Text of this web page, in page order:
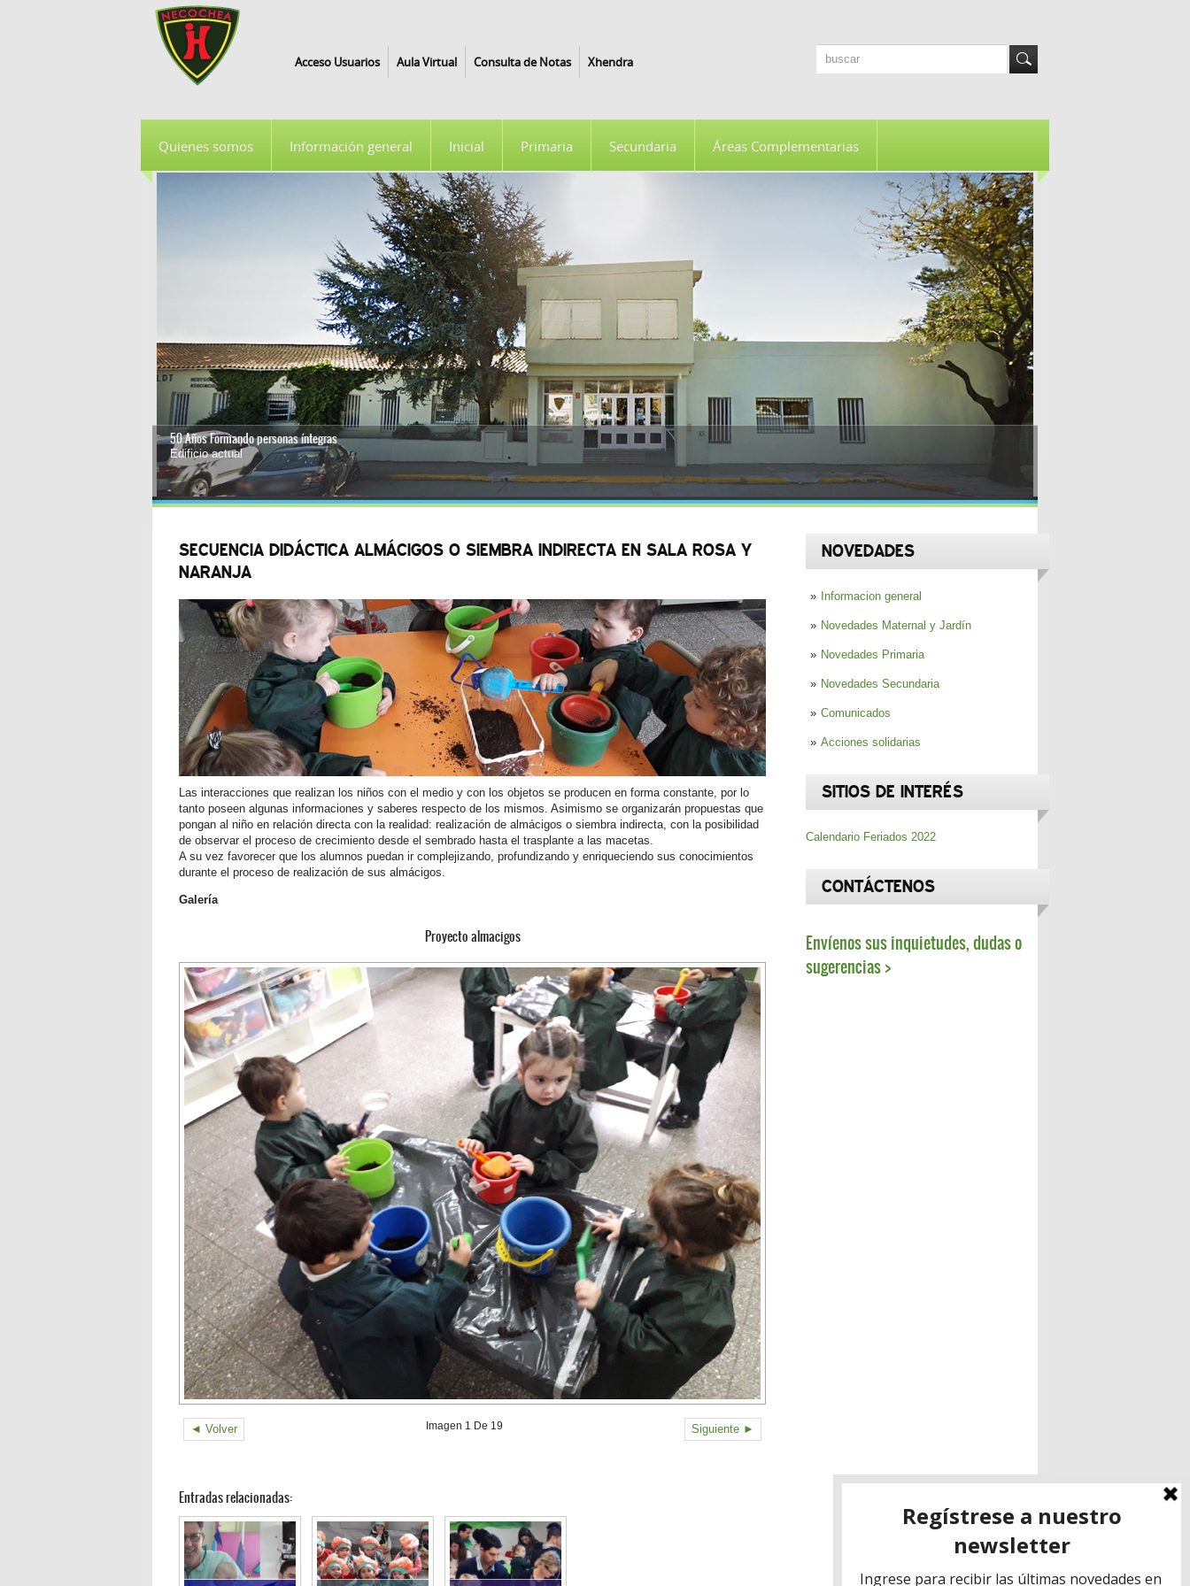
Acceso Usuarios Aula Virtual Consulta de Notas Xhendra
Quienes somos Información general Inicial Primaria Secundaria Áreas Complementarias
50 Años Formando personas íntegras
Edificio actual
NOVEDADES
Informacion general
Novedades Maternal y Jardín
Novedades Primaria
Novedades Secundaria
Comunicados
Acciones solidarias
SITIOS DE INTERÉS
Calendario Feriados 2022
CONTÁCTENOS
Envíenos sus inquietudes, dudas o
sugerencias >
SECUENCIA DIDÁCTICA ALMÁCIGOS O SIEMBRA INDIRECTA EN SALA ROSA Y
NARANJA
Las interacciones que realizan los niños con el medio y con los objetos se producen en forma constante, por lo
tanto poseen algunas informaciones y saberes respecto de los mismos. Asimismo se organizarán propuestas que
pongan al niño en relación directa con la realidad: realización de almácigos o siembra indirecta, con la posibilidad
de observar el proceso de crecimiento desde el sembrado hasta el trasplante a las macetas.
A su vez favorecer que los alumnos puedan ir complejizando, profundizando y enriqueciendo sus conocimientos
durante el proceso de realización de sus almácigos.
Galería
Proyecto almacigos
◄ Volver Siguiente ►
Imagen 1 De 19
Entradas relacionadas: